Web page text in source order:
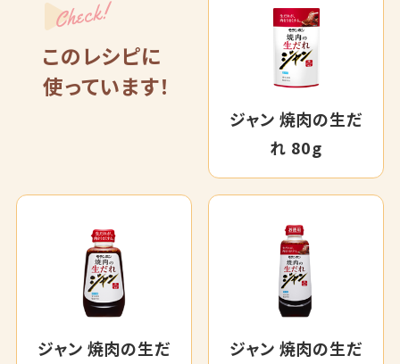
Check!
このレシピに
使っています！
ジャン 焼肉の生だ
れ 80g
ジャン 焼肉の生だ
ジャン 焼肉の生だ